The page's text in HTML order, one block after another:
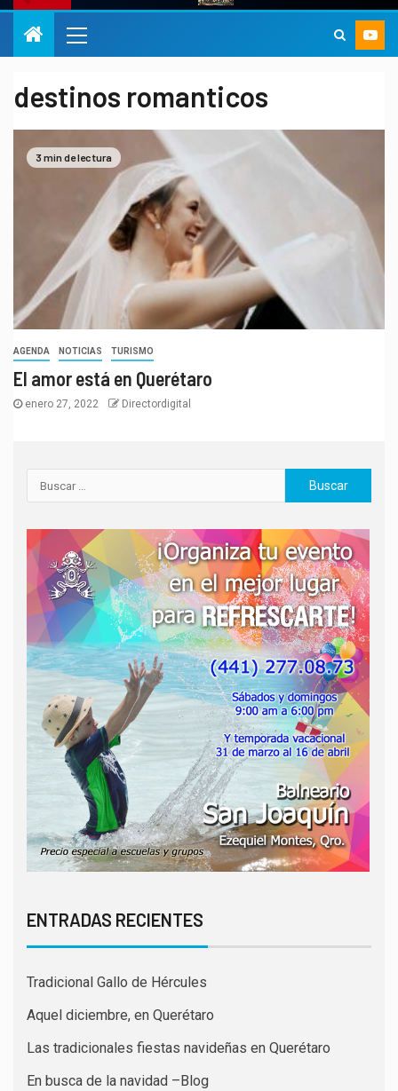
destinos romanticos
3 min de lectura
AGENDA NOTICIAS TURISMO
El amor está en Querétaro
enero 27, 2022 Directordigital
ENTRADAS RECIENTES
Tradicional Gallo de Hércules
Aquel diciembre, en Querétaro
Las tradicionales fiestas navideñas en Querétaro
En busca de la navidad –Blog